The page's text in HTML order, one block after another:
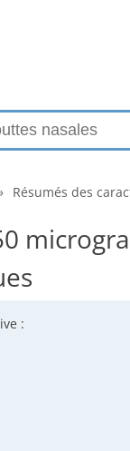
Résumés des
: